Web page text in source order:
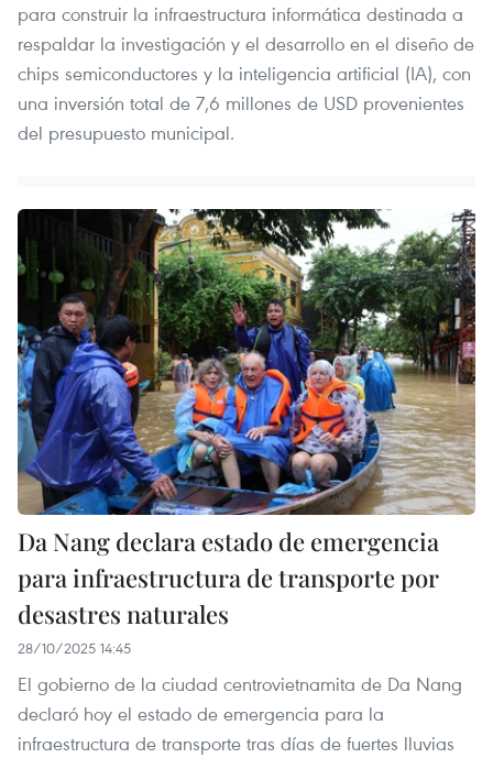
para construir la infraestructura informática destinada a
respaldar la investigación y el desarrollo en el diseño de
chips semiconductores y la inteligencia artificial (IA), con
una inversión total de 7,6 millones de USD provenientes
del presupuesto municipal.
Da Nang declara estado de emergencia
para infraestructura de transporte por
desastres naturales
28/10/2025 14:45
El gobierno de la ciudad centrovietnamita de Da Nang
declaró hoy el estado de emergencia para la
infraestructura de transporte tras días de fuertes lluvias